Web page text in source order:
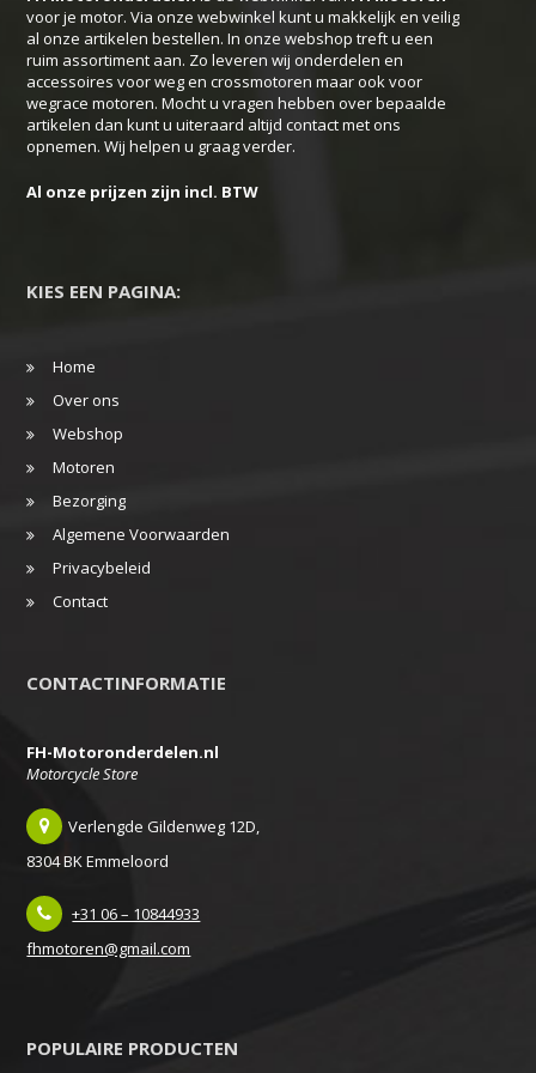
worden
op
de
productpagina
voor je motor. Via onze webwinkel kunt u makkelijk en veilig
al onze artikelen bestellen. In onze webshop treft u een
ruim assortiment aan. Zo leveren wij onderdelen en
accessoires voor weg en crossmotoren maar ook voor
wegrace motoren. Mocht u vragen hebben over bepaalde
artikelen dan kunt u uiteraard altijd contact met ons
opnemen. Wij helpen u graag verder.
Al onze prijzen zijn incl. BTW
KIES EEN PAGINA:
Home
Over ons
Webshop
Motoren
Bezorging
Algemene Voorwaarden
Privacybeleid
Contact
CONTACTINFORMATIE
FH-Motoronderdelen.nl
Motorcycle Store
Verlengde Gildenweg 12D,
8304 BK Emmeloord
+31 06 – 10844933
fhmotoren@gmail.com
POPULAIRE PRODUCTEN